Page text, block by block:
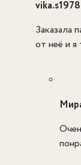
vika.s1978
Заказала
от неё и я